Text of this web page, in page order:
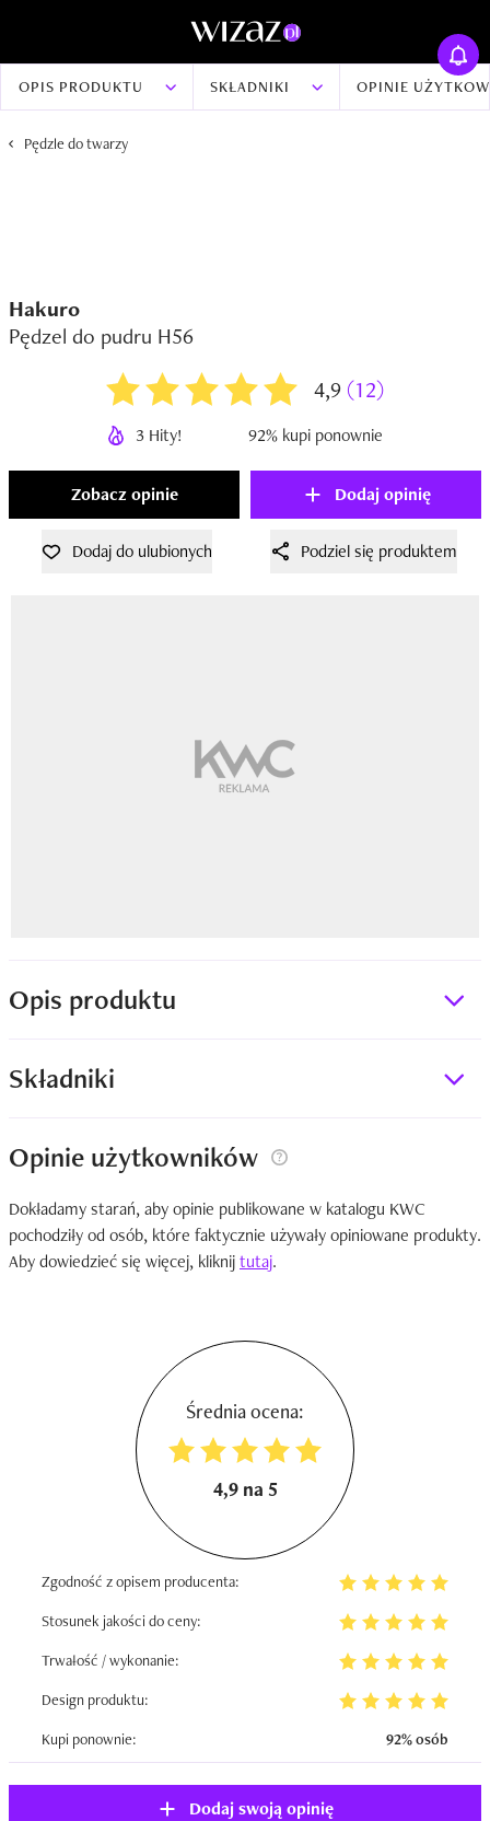
OPIS PRODUKTU SKŁADNIKI OPINIE
Pędzle do twarzy
Hakuro
Pędzel do pudru H56
4,9 (12)
3 Hity! 92% kupi ponownie
Zobacz opinie Dodaj opinię
Dodaj do ulubionych Podziel się produktem
Opis produktu
Składniki
Opinie użytkowników
Dokładamy starań, aby opinie publikowane w katalogu KWC
pochodziły od osób, które faktycznie używały opiniowane produkty.
Aby dowiedzieć się więcej, kliknijtutaj.
Średnia ocena:
4,9 na 5
Zgodność z opisem producenta:
Stosunek jakości do ceny:
Trwałość / wykonanie:
Design produktu:
Kupi ponownie:
92% osób
Dodaj swoją opinię